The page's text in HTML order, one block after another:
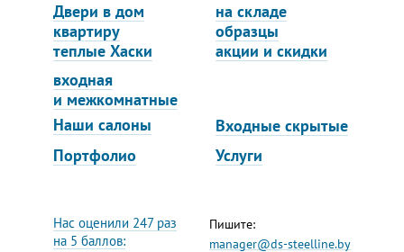
Двери в дом
квартиру
теплые Хаски
на складе
образцы
акции и скидки
входная
и межкомнатные
Наши салоны
Входные скрытые
Портфолио
Услуги
Нас оценили 247 раз
на 5 баллов:
Пишите:
manager@ds-steelline.by